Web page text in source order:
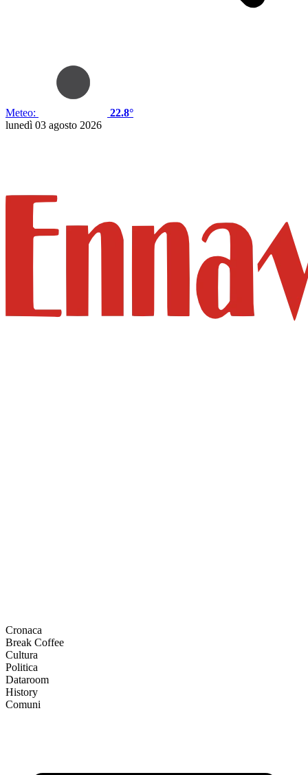
Meteo:
22.8°
lunedì 03 agosto 2026
Cronaca
Break Coffee
Cultura
Politica
Dataroom
History
Comuni